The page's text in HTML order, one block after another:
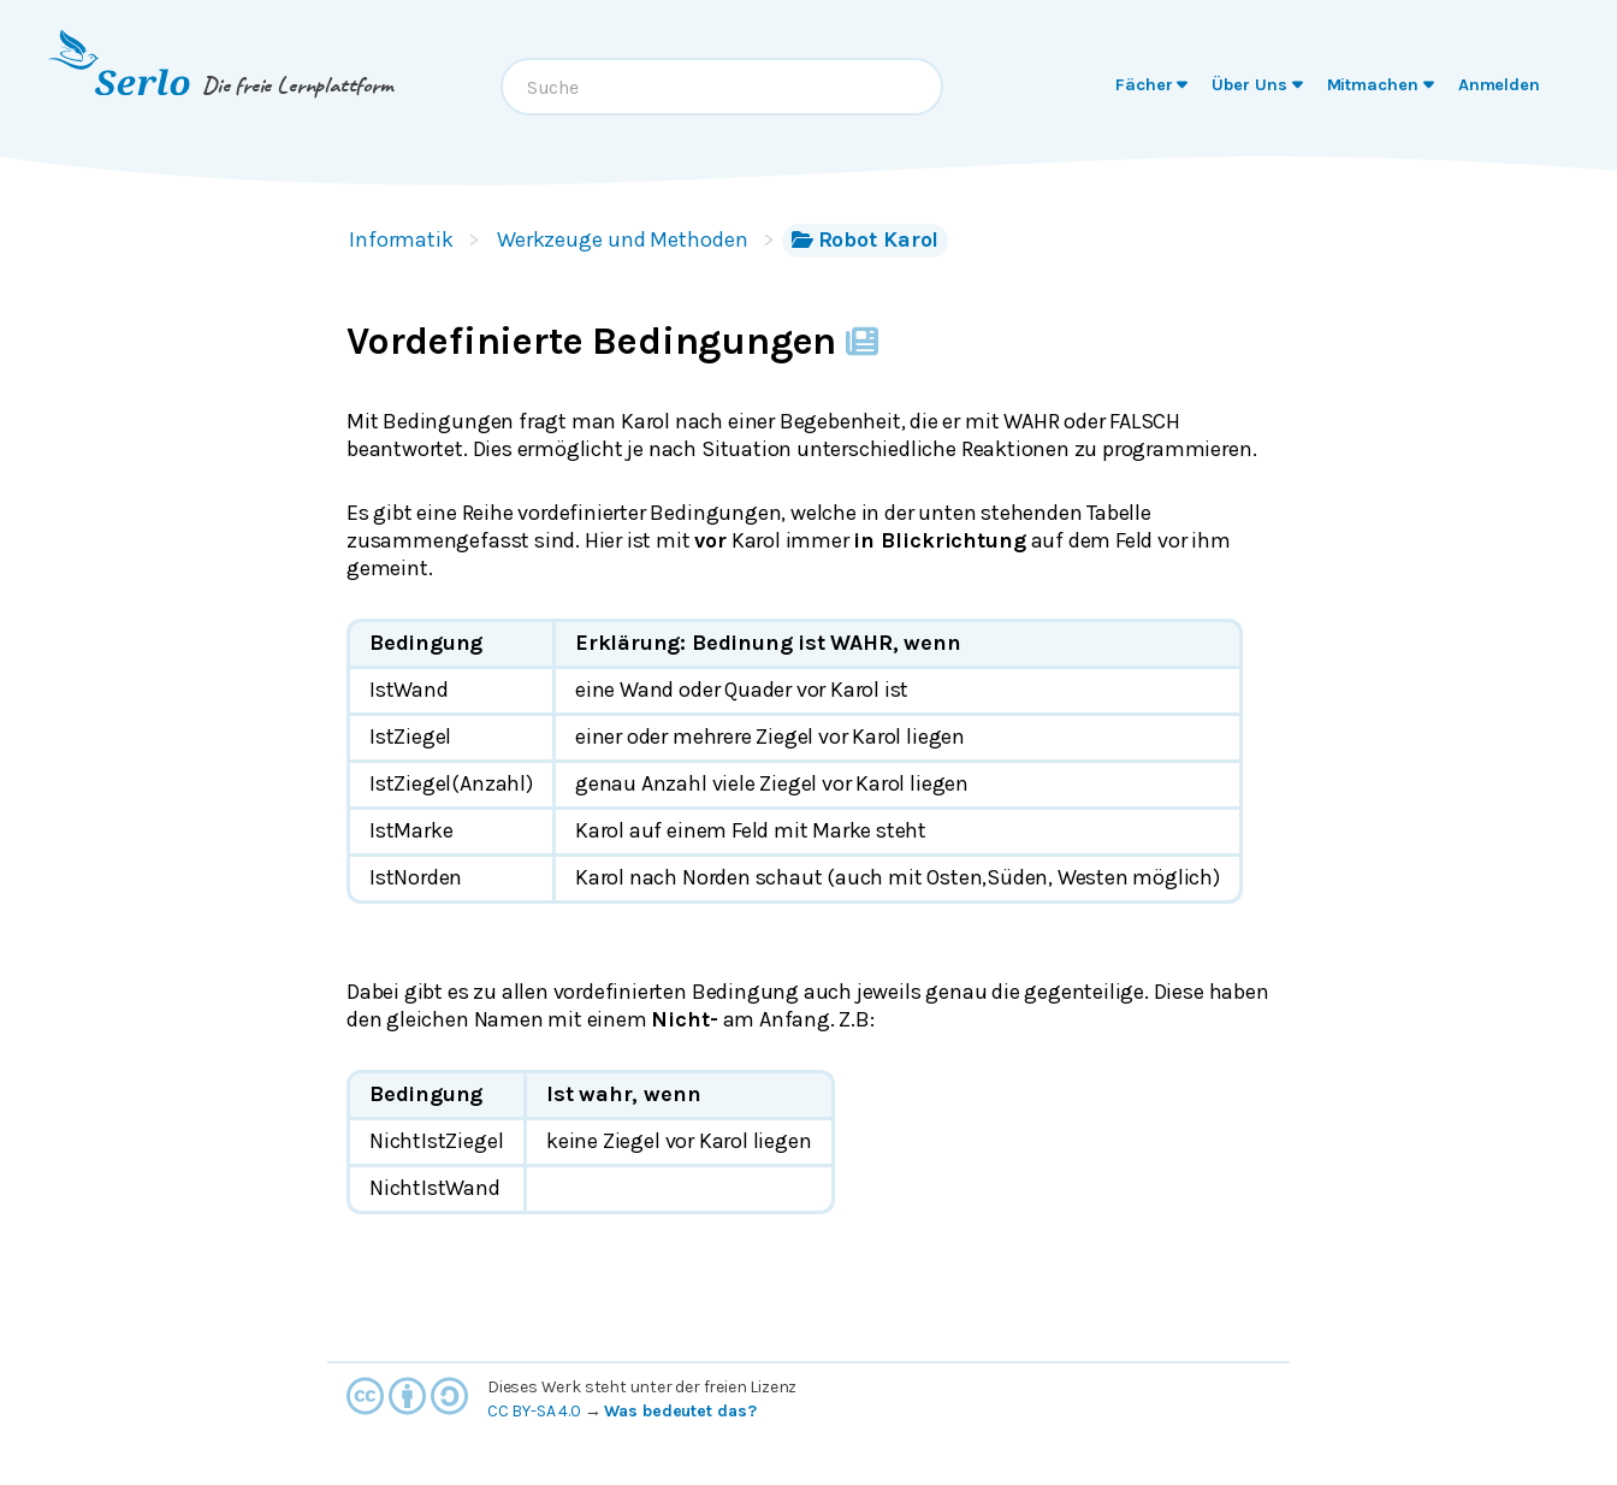
Springe zum
Die freie Lernplattform Fächer Über Uns Mitmachen Anmelden
Informatik Werkzeuge und Methoden Robot Karol
Vordefinierte Bedingungen
Mit Bedingungen fragt man Karol nach einer Begebenheit, die er mit WAHR oder FALSCH
beantwortet. Dies ermöglicht je nach Situation unterschiedliche Reaktionen zu programmieren.
Es gibt eine Reihe vordefinierter Bedingungen, welche in der unten stehenden Tabelle
zusammengefasst sind. Hier ist mitvorKarol immerin Blickrichtungauf dem Feld vor ihm
gemeint.
Bedingung
Erklärung: Bedinung ist WAHR, wenn
IstWand
eine Wand oder Quader vor Karol ist
IstZiegel
einer oder mehrere Ziegel vor Karol liegen
IstZiegel(Anzahl)
genau Anzahl viele Ziegel vor Karol liegen
IstMarke
Karol auf einem Feld mit Marke steht
IstNorden
Karol nach Norden schaut (auch mit Osten,Süden, Westen möglich)
Dabei gibt es zu allen vordefinierten Bedingung auch jeweils genau die gegenteilige. Diese haben
den gleichen Namen mit einem Nicht- am Anfang. Z.B:
Bedingung
Ist wahr, wenn
NichtIstZiegel
keine Ziegel vor Karol liegen
NichtIstWand
Dieses Werk steht unter der freien Lizenz
CC BY-SA 4.0 →Was bedeutet das?